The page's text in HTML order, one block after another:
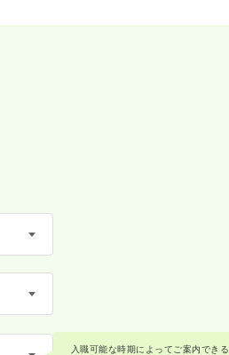
入職可能な時期によってご案内できる